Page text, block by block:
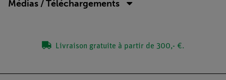
Médias / Téléchargements
Livraison gratuite à partir de 300,- €.